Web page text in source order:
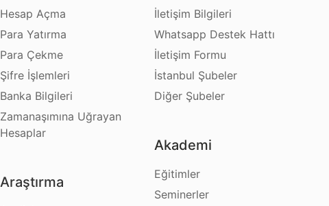
Hesap Açma
Para Yatırma
Para Çekme
Şifre İşlemleri
Banka Bilgileri
Zamanaşımına Uğrayan
Hesaplar
Araştırma
İletişim Bilgileri
Whatsapp Destek Hattı
İletişim Formu
İstanbul Şubeler
Diğer Şubeler
Akademi
Eğitimler
Seminerler